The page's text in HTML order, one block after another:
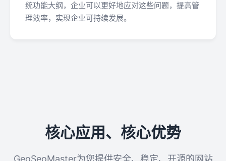
统功能大纲，企业可以更好地应对这些问题，提高管
理效率，实现企业可持续发展。
核心应用、核心优势
GeoSeoMaster为您提供安全、稳定、开源的网站